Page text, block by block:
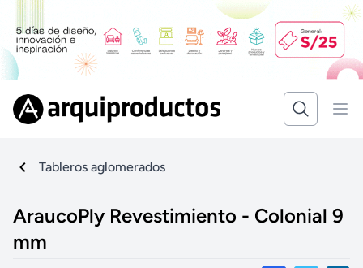
Tableros aglomerados
AraucoPly Revestimiento - Colonial 9
mm